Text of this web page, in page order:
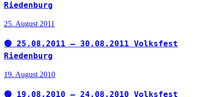
Riedenburg
25. August 2011
🟢 25.08.2011 – 30.08.2011 Volksfest
Riedenburg
19. August 2010
🟢 19.08.2010 – 24.08.2010 Volksfest